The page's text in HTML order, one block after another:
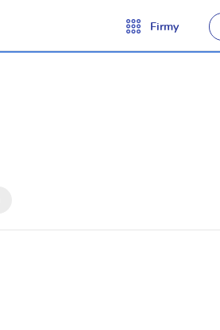
Firmy